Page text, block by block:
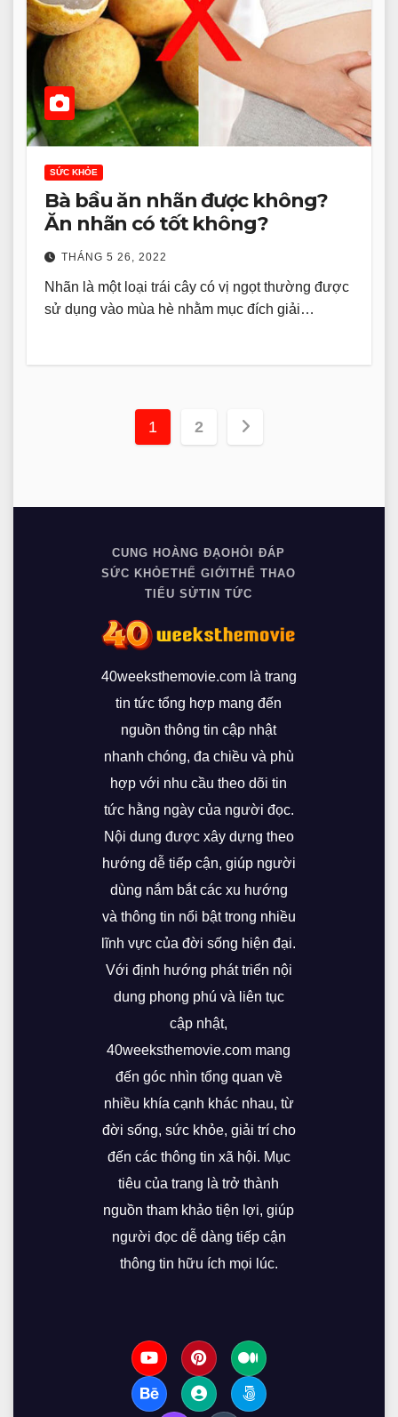
SỨC KHỎE
Bà bầu ăn nhãn được không?
Ăn nhãn có tốt không?
THÁNG 5 26, 2022
Nhãn là một loại trái cây có vị ngọt thường được
sử dụng vào mùa hè nhằm mục đích giải…
Phân
bài
viết
1 2
CUNG HOÀNG ĐẠO HỎI ĐÁP
SỨC KHỎETHẾ GIỚITHỂ THAO
TIỂU SỬTIN TỨC
40weeksthemovie.com là trang
tin tức tổng hợp mang đến
nguồn thông tin cập nhật
nhanh chóng, đa chiều và phù
hợp với nhu cầu theo dõi tin
tức hằng ngày của người đọc.
Nội dung được xây dựng theo
hướng dễ tiếp cận, giúp người
dùng nắm bắt các xu hướng
và thông tin nổi bật trong nhiều
lĩnh vực của đời sống hiện đại.
Với định hướng phát triển nội
dung phong phú và liên tục
cập nhật,
40weeksthemovie.com mang
đến góc nhìn tổng quan về
nhiều khía cạnh khác nhau, từ
đời sống, sức khỏe, giải trí cho
đến các thông tin xã hội. Mục
tiêu của trang là trở thành
nguồn tham khảo tiện lợi, giúp
người đọc dễ dàng tiếp cận
thông tin hữu ích mọi lúc.